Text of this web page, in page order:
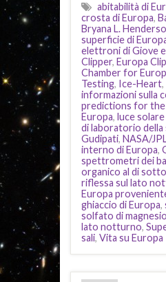
abitabilità di
crosta di Europa,
Bryana L.
superficie di
elettroni di Giove
Clipper, Europa
Chamber for
Testing, Ice-Heart,
informazioni sulla
predictions for the
Europa, luce
di laboratorio della
Gudipati, NASA/
interno di Europa,
spettrometri dei
organico al di
riflessa sul lato
Europa
ghiaccio di Europa,
solfato di magnesio
lato notturno,
sali, Vita su Europa